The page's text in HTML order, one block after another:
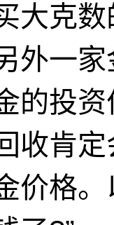
大克数
一家
的投
收肯
价格